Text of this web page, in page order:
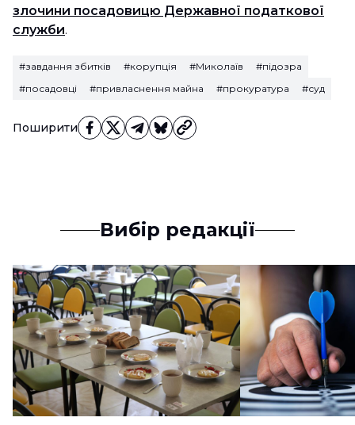
Поширити
злочини посадовицю Державної податкової
служби.
#завдання збитків #корупція #Миколаїв
#підозра
#посадовці
#привласнення майна #прокуратура #суд
Вибір редакції